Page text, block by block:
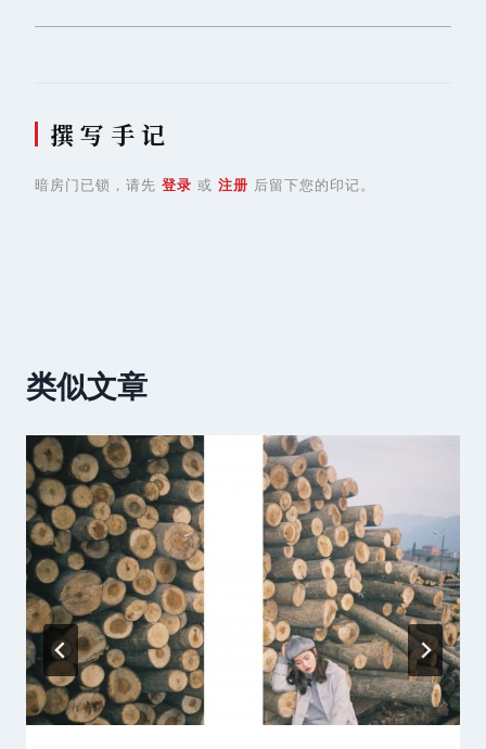
撰 写 手 记
暗房门已锁，请先 登录 或 注册 后留下您的印记。
类似文章